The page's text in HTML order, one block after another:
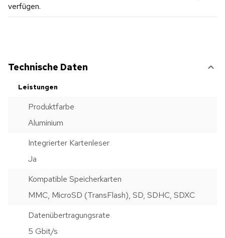
verfügen.
Technische Daten
Leistungen
Produktfarbe
Aluminium
Integrierter Kartenleser
Ja
Kompatible Speicherkarten
MMC, MicroSD (TransFlash), SD, SDHC, SDXC
Datenübertragungsrate
5 Gbit/s